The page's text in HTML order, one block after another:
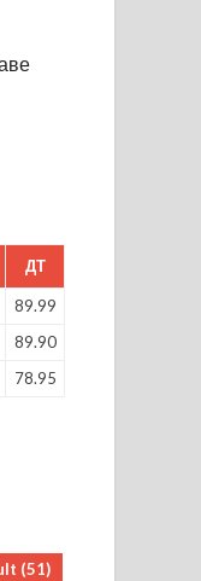
ДТ
89.99
89.90
78.95
(51)